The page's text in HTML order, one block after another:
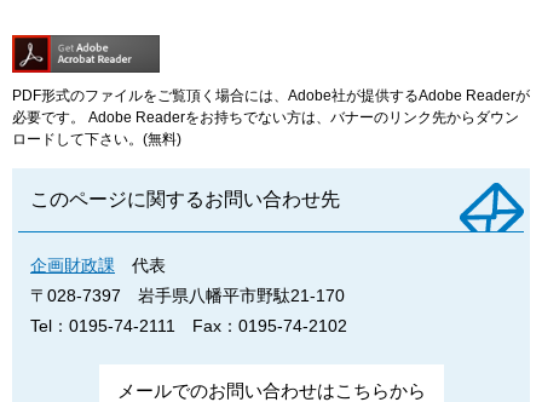
PDF形式のファイルをご覧頂く場合には、Adobe社が提供するAdobe Readerが
必要です。
Adobe Readerをお持ちでない方は、バナーのリンク先からダウン
ロードして下さい。(無料)
このページに関するお問い合わせ先
企画財政課
代表
〒028-7397
岩手県八幡平市野駄21-170
Tel：0195-74-2111
Fax：0195-74-2102
メールでのお問い合わせはこちらから